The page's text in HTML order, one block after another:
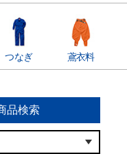
つなぎ 鳶衣料
品検索